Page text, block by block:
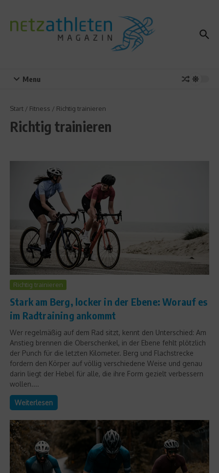
Menu
Start / Fitness / Richtig trainieren
Richtig trainieren
Richtig trainieren
Stark am Berg, locker in der Ebene: Worauf es
im Radtraining ankommt
Wer regelmäßig auf dem Rad sitzt, kennt den Unterschied: Am
Anstieg brennen die Oberschenkel, in der Ebene fehlt plötzlich
der Punch für die letzten Kilometer. Berg und Flachstrecke
fordern den Körper auf völlig verschiedene Weise und genau
darin liegt der Hebel für alle, die ihre Form gezielt verbessern
wollen....
Weiterlesen